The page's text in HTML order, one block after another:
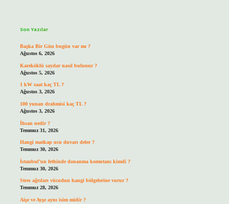
Son Yazılar
Başka Bir Gün bugün var mı ?
Ağustos 6, 2026
Kareköklü sayılar nasıl bulunur ?
Ağustos 5, 2026
1 kW saat kaç TL ?
Ağustos 3, 2026
100 yunan drahmisi kaç TL ?
Ağustos 3, 2026
İhsan nedir ?
Temmuz 31, 2026
Hangi matkap ucu duvarı deler ?
Temmuz 30, 2026
İstanbul’un fethinde donanma komutanı kimdi ?
Temmuz 30, 2026
Stres ağrıları vücudun hangi bölgelerine vurur ?
Temmuz 28, 2026
Aişe ve Ayşe aynı isim midir ?